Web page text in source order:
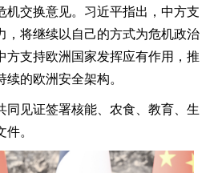
交换意见。习近平指出，中方支
，将继续以自己的方式为危机政治
方支持欧洲国家发挥应有作用，推
的欧洲安全架构。
见证签署核能、农食、教育、生
。